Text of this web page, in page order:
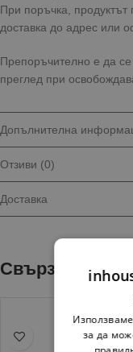
При поръчка, продуктът
доставка до адрес или
Препоръчително е да се
преглед при
Допълнителна
Отзиви (0)
Доставка
Свързани
за да